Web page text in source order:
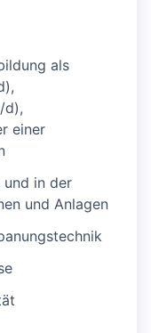
als
d),
einer
und in der
und Anlagen